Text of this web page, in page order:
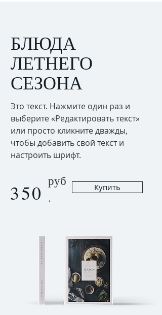
БЛЮДА
ЛЕТНЕГО
СЕЗОНА
Это текст. Нажмите один раз и
выберите «Редактировать текст»
или просто кликните дважды,
чтобы добавить свой текст и
настроить шрифт.
350 руб
.
Купить